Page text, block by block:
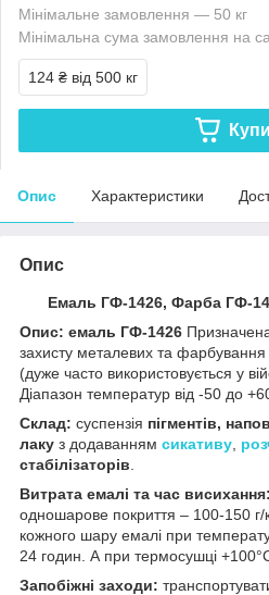
Мінімальне замовлення — 50 кг
Мінімальна сума замовлення на
124 ₴ від 500 кг
Опис Характеристики
Опис
Емаль ГФ-1426, Фарба ГФ-
Опис: емаль ГФ-1426
захисту металевих та
(дуже часто використовується у
Діапазон температур від -50 до
Склад: суспензія пігментів,
лаку з додаванням сикативу
стабілізаторів
Витрата емалі та час висихання:
одношарове покриття – 100-150
кожного шару емалі при
24 годин. А при термосушці
Запобіжні заходи: